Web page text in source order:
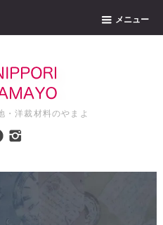
メニュー
洋裁材料のやまよ